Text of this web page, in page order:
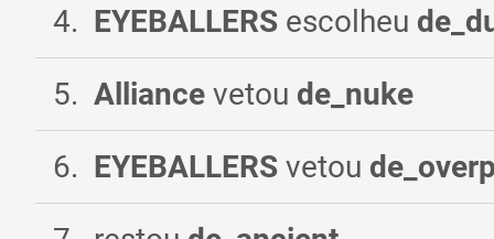
4. EYEBALLERS escolheu
5. Alliance vetou de_nuke
6. EYEBALLERS vetou